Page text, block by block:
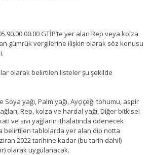
GTİP’te yer alan Rep veya kolza
gümrük vergilerine ilişkin olarak söz konusu
olarak belirtilen listeler şu şekilde
Soya yağı, Palm yağı, Ayçiçeği tohumu, aspir
Rep, kolza ve hardal yağı, Diğer bitkisel
ve sıvı yağların ithalatında ödenecek
belirtilen tablolarda yer alan dip notta
2022 tarihine kadar (bu tarih dahil)
olarak uygulanacak.